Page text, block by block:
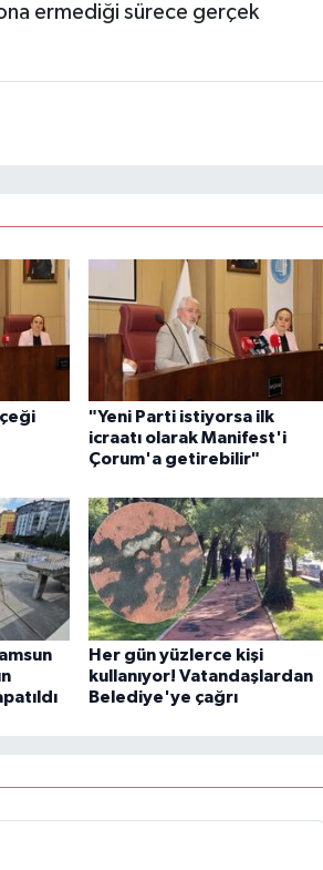
ermediği sürece gerçek
"Yeni Parti istiyorsa ilk
icraatı olarak Manifest'i
Çorum'a getirebilir"
Her gün yüzlerce kişi
kullanıyor! Vatandaşlardan
Belediye'ye çağrı